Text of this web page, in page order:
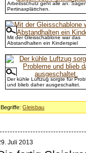
Arbeitsschutz geht alle an:
Pertinaxplättchen.
Mit der Gleisschablone war das
Abstandhalten ein Kinderspiel
Der kühle Luftzug sorgte für
und blieb daher ausgeschaltet.
Begriffe:Gleisbau
Juli 2013